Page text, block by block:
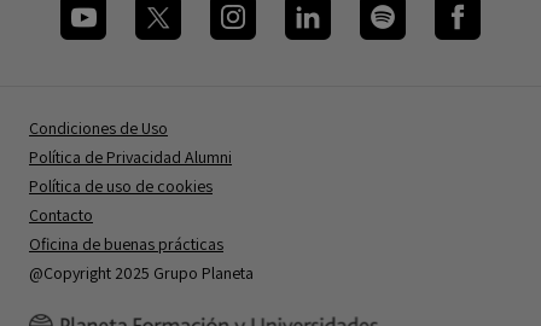
Condiciones de Uso
Política de Privacidad Alumni
Política de uso de cookies
Contacto
Oficina de buenas prácticas
@Copyright 2025 Grupo Planeta